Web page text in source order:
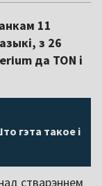
11
з 26
да TON і
гэта такое і
стварэннем